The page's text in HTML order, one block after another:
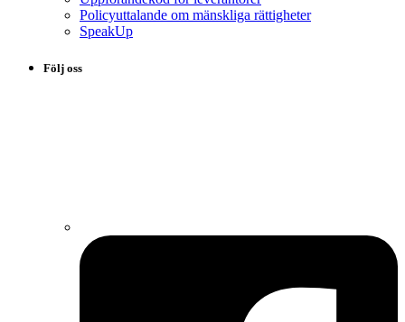
Policyuttalande om mänskliga rättigheter
SpeakUp
Följ oss